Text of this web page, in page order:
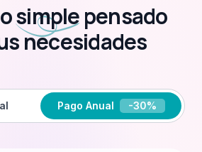
simplepensado
necesidades
Pago Anual -30%